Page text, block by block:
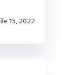
15, 2022